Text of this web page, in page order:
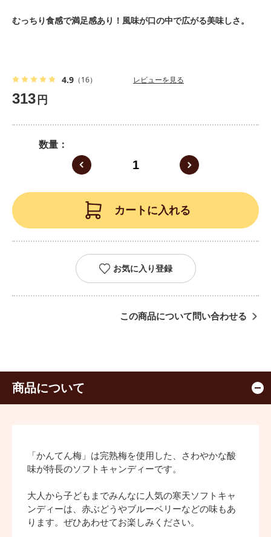
むっちり食感で満足感あり！風味が口の中で広がる美味しさ。
4.9 （16） レビューを見る
313 円
数量
カートに入れる
お気に入り登録
この商品について問い合わせる
商品について
「かんてん梅」は完熟梅を使用した、さわやかな酸
味が特長のソフトキャンディーです。
大人から子どもまでみんなに人気の寒天ソフトキャ
ンディーは、赤ぶどうやブルーベリーなどの味もあ
ります。ぜひあわせてお楽しみください。